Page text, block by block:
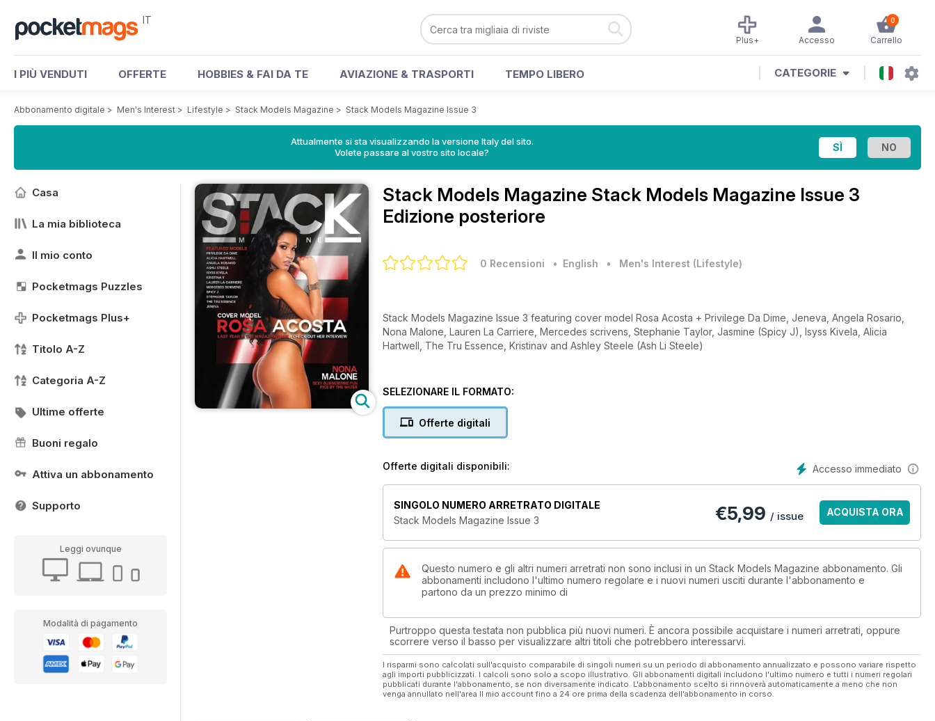
IT 0
Carrello
Accesso
Plus+
I PIÙ VENDUTI OFFERTE HOBBIES & FAI DA TE AVIAZIONE & TRASPORTI TEMPO LIBERO CATEGORIE
Abbonamento digitale > Men's Interest > Lifestyle > Stack Models Magazine > Stack Models Magazine Issue 3
Attualmente si sta visualizzando la versione Italy del sito.
Volete passare al vostro sito locale?
Casa
La mia biblioteca
Il mio conto
Pocketmags Puzzles
Pocketmags Plus+
Titolo A-Z
Categoria A-Z
Ultime offerte
Buoni regalo
Attiva un abbonamento
Supporto
Leggi ovunque
Modalità di pagamento
Stack Models Magazine Stack Models Magazine Issue 3
Edizione posteriore
0 Recensioni • English • Men's Interest (Lifestyle)
Stack Models Magazine Issue 3 featuring cover model Rosa Acosta + Privilege Da Dime, Jeneva, Angela Rosario,
Nona Malone, Lauren La Carriere, Mercedes scrivens, Stephanie Taylor, Jasmine (Spicy J), Isyss Kivela, Alicia
Hartwell, The Tru Essence, Kristinav and Ashley Steele (Ash Li Steele)
SELEZIONARE IL FORMATO:
Offerte digitali
Accesso immediato
Offerte digitali disponibili:
SINGOLO NUMERO ARRETRATO DIGITALE
Stack Models Magazine Issue 3
€5,99 / issue ACQUISTA ORA
Questo numero e gli altri numeri arretrati non sono inclusi in un Stack Models Magazine abbonamento. Gli
abbonamenti includono l'ultimo numero regolare e i nuovi numeri usciti durante l'abbonamento e
partono da un prezzo minimo di
Purtroppo questa testata non pubblica più nuovi numeri. È ancora possibile acquistare i numeri arretrati, oppure
scorrere verso il basso per visualizzare altri titoli che potrebbero interessarvi.
I risparmi sono calcolati sull'acquisto comparabile di singoli numeri su un periodo di abbonamento annualizzato e possono variare rispetto
agli importi pubblicizzati. I calcoli sono solo a scopo illustrativo. Gli abbonamenti digitali includono l'ultimo numero e tutti i numeri regolari
pubblicati durante l'abbonamento, se non diversamente indicato. L'abbonamento scelto si rinnoverà automaticamente a meno che non
venga annullato nell'area Il mio account fino a 24 ore prima della scadenza dell'abbonamento in corso.